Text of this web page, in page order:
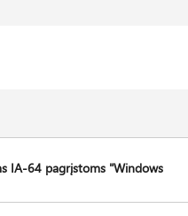
IA-64 pagrįstoms "Windows